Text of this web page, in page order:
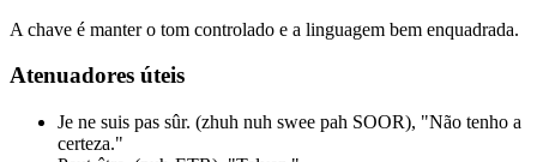
A chave é manter o tom controlado e a linguagem bem enquadrada.
Atenuadores úteis
Je ne suis pas sûr. (zhuh nuh swee pah SOOR), "Não tenho a
certeza."